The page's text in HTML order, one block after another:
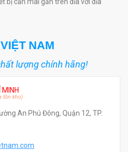
NAM
lượng chính hãng!
MINH
tồn kho)
An Phú Đông, Quận 12, TP.